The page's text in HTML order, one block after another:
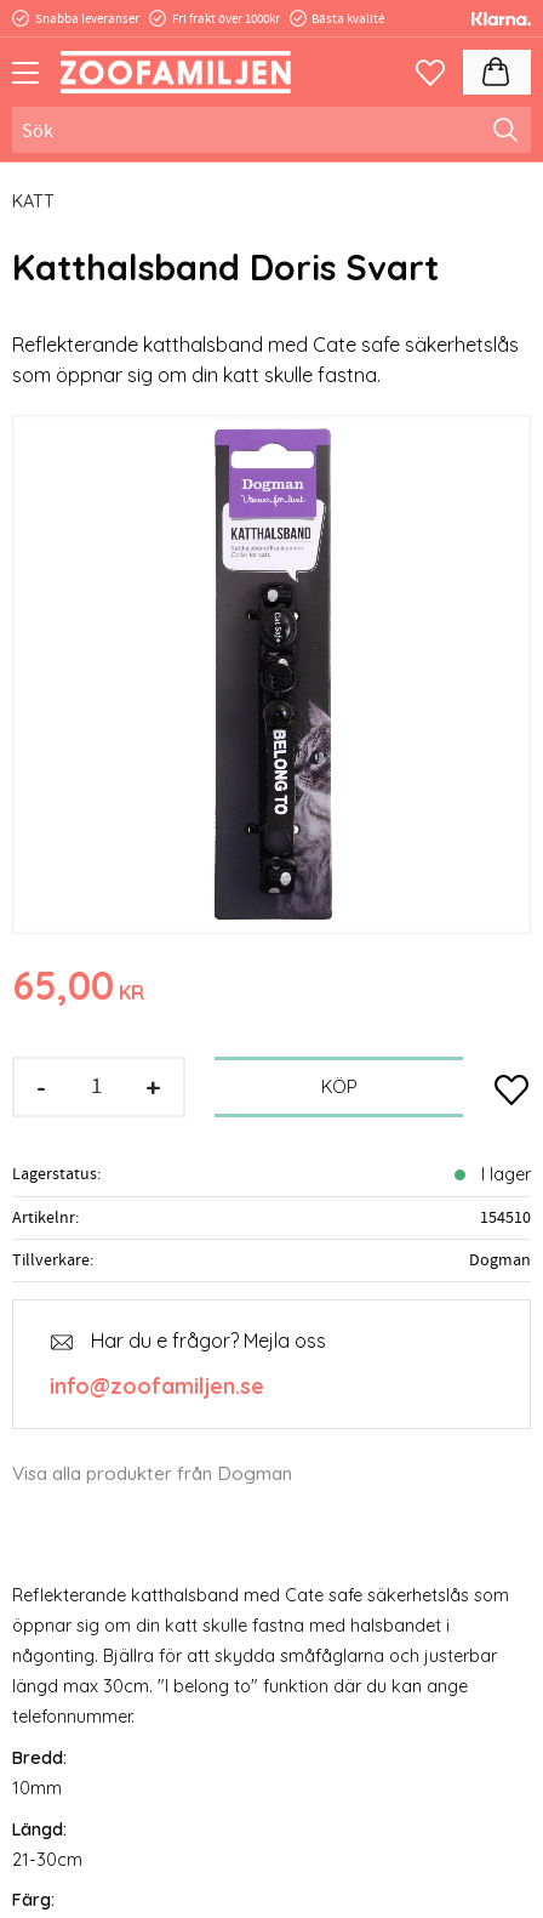
Snabba leveranser Fri frakt över 1000kr Bästa kvalité
Favoriter
KATT
Katthalsband Doris Svart
Reflekterande katthalsband med Cate safe säkerhetslås
som öppnar sig om din katt skulle fastna.
65,00 KR
+
- KÖP
Lagerstatus I lager
Artikelnr
154510
Tillverkare
Dogman
Har du e frågor? Mejla oss
info@zoofamiljen.se
Visa alla produkter från Dogman
Reflekterande katthalsband med Cate safe säkerhetslås som
öppnar sig om din katt skulle fastna med halsbandet i
någonting. Bjällra för att skydda småfåglarna och justerbar
längd max 30cm. "I belong to" funktion där du kan ange
telefonnummer.
Bredd:
10mm
Längd:
21-30cm
Färg: